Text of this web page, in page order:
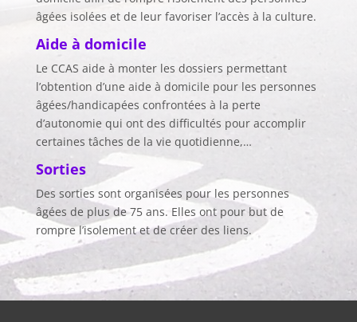
âgées isolées et de leur favoriser l’accès à la culture.
Aide à domicile
Le CCAS aide à monter les dossiers permettant
l’obtention d’une aide à domicile pour les personnes
âgées/handicapées confrontées à la perte
d’autonomie qui ont des difficultés pour accomplir
certaines tâches de la vie quotidienne,…
Sorties
Des sorties sont organisées pour les personnes
âgées de plus de 75 ans. Elles ont pour but de
rompre l’isolement et de créer des liens.